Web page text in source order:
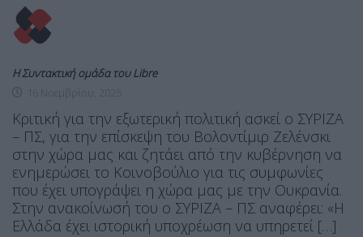
Η Συντακτική ομάδα του Libre
Κριτική για την εξωτερική πολιτική ασκεί ο ΣΥΡΙΖΑ
– ΠΣ, για την επίσκεψη του Βολοντίμιρ Ζελένσκι
στην χώρα μας και ζητάει από την κυβέρνηση να
ενημερώσει το Κοινοβούλιο για τις συμφωνίες
που έχει υπογράψει η χώρα μας με την Ουκρανία.
Στην ανακοίνωσή του ο ΣΥΡΙΖΑ – ΠΣ αναφέρει: «Η
Ελλάδα έχει ιστορική υποχρέωση να υπηρετεί […]